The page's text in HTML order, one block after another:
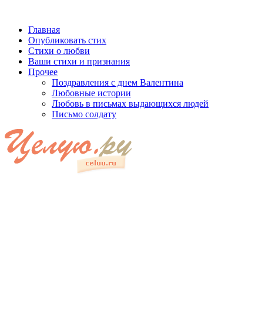
Главная
Опубликовать стих
Стихи о любви
Ваши стихи и признания
Прочее
Поздравления с днем Валентина
Любовные истории
Любовь в письмах выдающихся людей
Письмо солдату